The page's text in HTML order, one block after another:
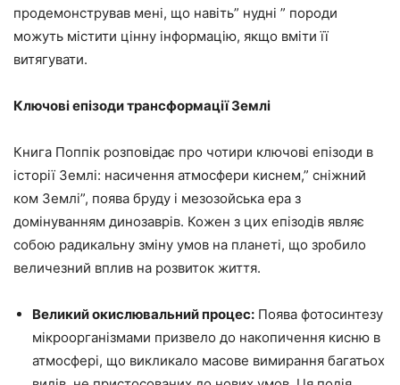
продемонстрував мені, що навіть” нудні ” породи
можуть містити цінну інформацію, якщо вміти її
витягувати.
Ключові епізоди трансформації Землі
Книга Поппік розповідає про чотири ключові епізоди в
історії Землі: насичення атмосфери киснем,” сніжний
ком Землі”, поява бруду і мезозойська ера з
домінуванням динозаврів. Кожен з цих епізодів являє
собою радикальну зміну умов на планеті, що зробило
величезний вплив на розвиток життя.
Великий окислювальний процес: Поява фотосинтезу
мікроорганізмами призвело до накопичення кисню в
атмосфері, що викликало масове вимирання багатьох